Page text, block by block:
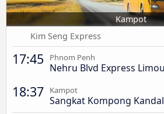
Kampot
Kim Seng Express
17:45 Phnom Penh
Nehru Blvd Express
18:37 Kampot
Sangkat Kompong Kandal